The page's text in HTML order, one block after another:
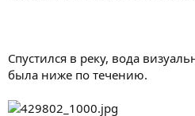
Спустился в реку, вода
была ниже по течению.